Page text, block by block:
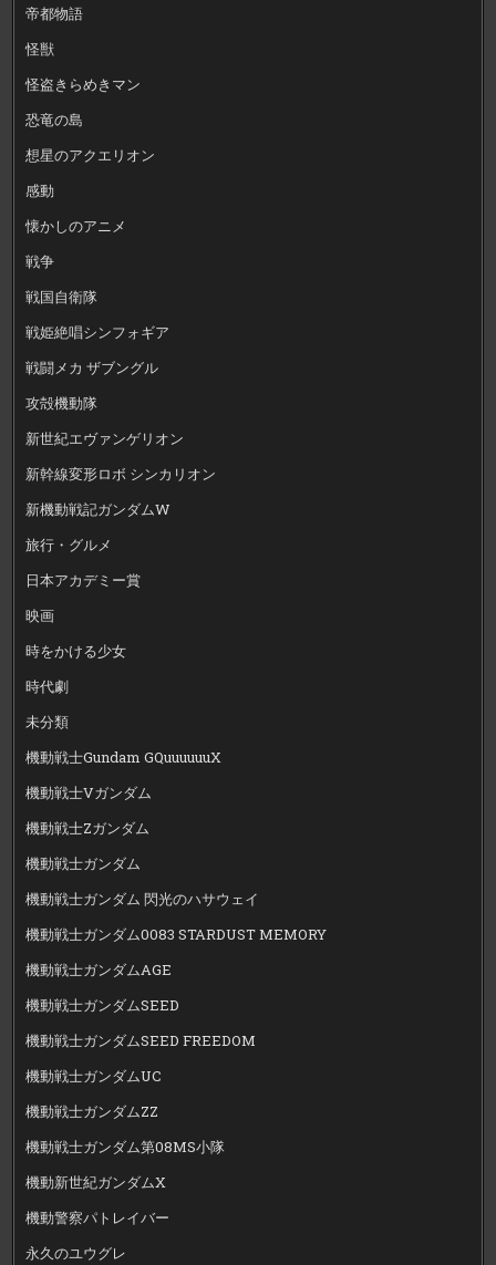
帝都物語
怪獣
怪盗きらめきマン
恐竜の島
想星のアクエリオン
感動
懐かしのアニメ
戦争
戦国自衛隊
戦姫絶唱シンフォギア
戦闘メカ ザブングル
攻殻機動隊
新世紀エヴァンゲリオン
新幹線変形ロボ シンカリオン
新機動戦記ガンダムW
旅行・グルメ
日本アカデミー賞
映画
時をかける少女
時代劇
未分類
機動戦士Gundam GQuuuuuuX
機動戦士Vガンダム
機動戦士Zガンダム
機動戦士ガンダム
機動戦士ガンダム 閃光のハサウェイ
機動戦士ガンダム0083 STARDUST MEMORY
機動戦士ガンダムAGE
機動戦士ガンダムSEED
機動戦士ガンダムSEED FREEDOM
機動戦士ガンダムUC
機動戦士ガンダムZZ
機動戦士ガンダム第08MS小隊
機動新世紀ガンダムX
機動警察パトレイバー
永久のユウグレ